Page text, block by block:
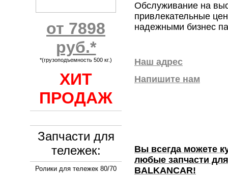
от 7898
руб.*
*(грузоподъемность 500 кг.)
ХИТ
ПРОДАЖ
Запчасти для
тележек:
Ролики для тележек 80/70
Обслуживание на
привлекательные
надежными бизнес
Наш адрес
Напишите нам
Вы всегда можете
любые запчасти
BALKANCAR!